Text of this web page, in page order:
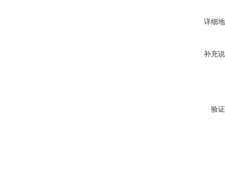
详细
补充
验